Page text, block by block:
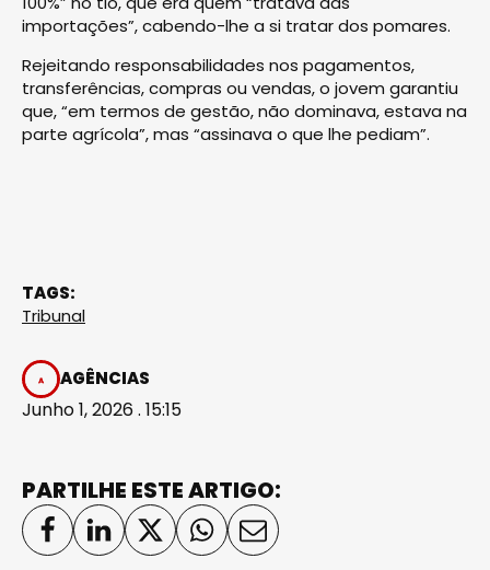
importações”, cabendo-lhe a si tratar dos pomares.
Rejeitando responsabilidades nos pagamentos,
transferências, compras ou vendas, o jovem garantiu
que, “em termos de gestão, não dominava, estava na
parte agrícola”, mas “assinava o que lhe pediam”.
TAGS:
Tribunal
AGÊNCIAS
Junho 1, 2026 . 15:15
PARTILHE ESTE ARTIGO: